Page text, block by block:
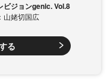
ビジョンgenic. Vol.8
山姥切国広
る